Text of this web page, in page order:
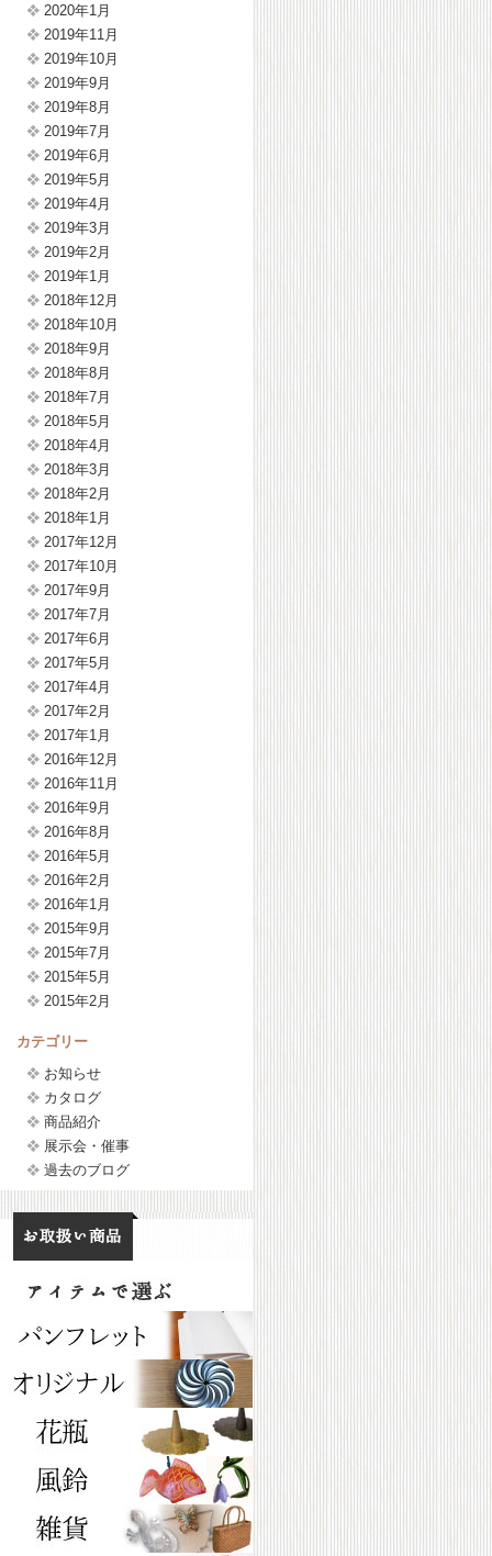
2020年1月
2019年11月
2019年10月
2019年9月
2019年8月
2019年7月
2019年6月
2019年5月
2019年4月
2019年3月
2019年2月
2019年1月
2018年12月
2018年10月
2018年9月
2018年8月
2018年7月
2018年5月
2018年4月
2018年3月
2018年2月
2018年1月
2017年12月
2017年10月
2017年9月
2017年7月
2017年6月
2017年5月
2017年4月
2017年2月
2017年1月
2016年12月
2016年11月
2016年9月
2016年8月
2016年5月
2016年2月
2016年1月
2015年9月
2015年7月
2015年5月
2015年2月
カテゴリー
お知らせ
カタログ
商品紹介
展示会・催事
過去のブログ